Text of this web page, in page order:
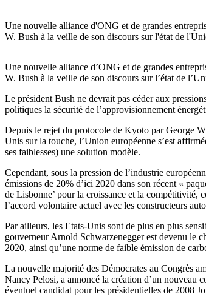
Une nouvelle alliance d'ONG et de grandes
W. Bush à la veille de son discours sur l'état de
Une nouvelle alliance d’ONG et de grandes
W. Bush à la veille de son discours sur l’état de
Le président Bush ne devrait pas céder aux
politiques la sécurité de l’approvisionnement
Depuis le rejet du protocole de Kyoto par George
Unis sur la touche, l’Union européenne s’est
ses faiblesses) une solution modèle.
Cependant, sous la pression de l’industrie
émissions de 20% d’ici 2020 dans son récent «
de Lisbonne’ pour la croissance et la compétitivité,
l’accord volontaire actuel avec les constructeurs
Par ailleurs, les Etats-Unis sont de plus en plus
gouverneur Arnold Schwarzenegger est devenu le
2020, ainsi qu’une norme de faible émission de
La nouvelle majorité des Démocrates au Congrès
Nancy Pelosi, a annoncé la création d’un nouveau
éventuel candidat pour les présidentielles de 2008